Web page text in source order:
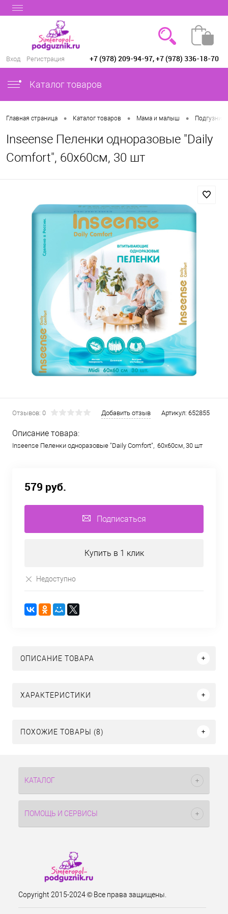
Вход Регистрация +7 (978) 209-94-97, +7 (978) 336-18-70
Каталог товаров
Главная страница • Каталог товаров • Мама и малыш •
Inseense Пеленки одноразовые "Daily
Comfort", 60х60см, 30 шт
Отзывов: 0 Добавить отзыв Артикул: 652855
Описание товара:
Inseense Пеленки одноразовые "Daily Comfort", 60х60см, 30 шт
579 руб.
Подписаться
Купить в 1 клик
Недоступно
ОПИСАНИЕ ТОВАРА
ХАРАКТЕРИСТИКИ
ПОХОЖИЕ ТОВАРЫ (8)
КАТАЛОГ
ПОМОЩЬ И СЕРВИСЫ
Copyright 2015-2024 © Все права защищены.